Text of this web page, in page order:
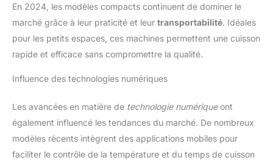
En 2024, les modèles compacts continuent de dominer le
marché grâce à leur praticité et leur transportabilité. Idéales
pour les petits espaces, ces machines permettent une cuisson
rapide et efficace sans compromettre la qualité.
Influence des technologies numériques
Les avancées en matière de technologie numériqueont
également influencé les tendances du marché. De nombreux
modèles récents intègrent des applications mobiles pour
faciliter le contrôle de la température et du temps de cuisson